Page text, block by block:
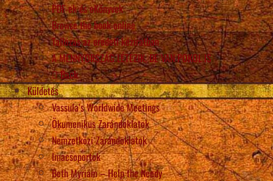
PDF-ek és eKönyvek
Browse the book online
Tallózás az eredeti kéziratban
A MENNYORSZÁG LÉTEZIK, DE VAN POKOL IS
Back
Küldetés
Vassula’s Worldwide Meetings
Ökumenikus Zarándoklatok
Nemzetközi Zarándoklatok
Imacsoportok
Beth Myriam – Help the Needy